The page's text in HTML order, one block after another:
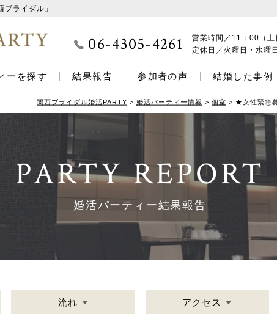
ライダル」
06-4305-4261 営業時間／ 11：00（
定休日／ 火曜日・水曜
ーを探す 結果報告 参加者の声 結婚した事例
関西ブライダル婚活PARTY > 婚活パーティー情報 > 個室 > ★女性緊急
PARTY REPORT
婚活パーティー結果報告
流れ アクセス